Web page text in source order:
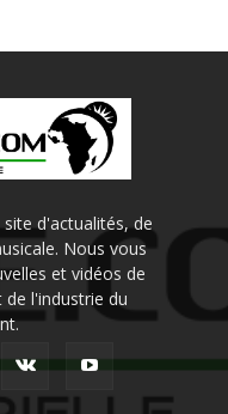
site d'actualités, de
Nous vous
et vidéos de
l'industrie du